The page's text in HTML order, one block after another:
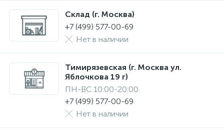
Склад (г. Москва)
+7 (499) 577-00-69
Нет в наличии
Тимирязевская (г. Москва ул.
Яблочкова 19 г)
ПН-ВС 10:00-20:00
+7 (499) 577-00-69
Нет в наличии